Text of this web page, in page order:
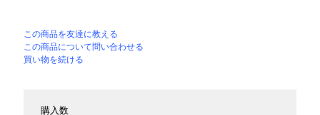
この商品を友達に教える
この商品について問い合わせる
買い物を続ける
購入数